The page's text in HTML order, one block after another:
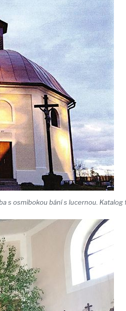
s osmibokou bání s lucernou. Katalog